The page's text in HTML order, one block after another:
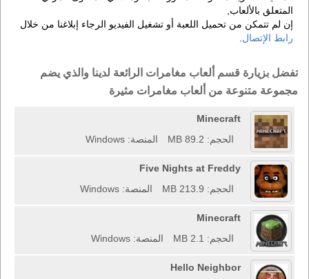
المتعلق بالألعاب,
إن لم تتمكن من تحميل اللعبة أو تشغيل الفيديو الرجاء إبلاغنا من خلال
رابط الإتصال
تفضل بزيارة قسم ألعاب مغامرات الرائعة لدينا والذي يضم
مجموعة متنوعة من ألعاب مغامرات مثيرة
Minecraft
الحجم: 89.2 MB
المنصة: Windows
Five Nights at Freddy
الحجم: 213.9 MB
المنصة: Windows
Minecraft
الحجم: 2.1 MB
المنصة: Windows
Hello Neighbor